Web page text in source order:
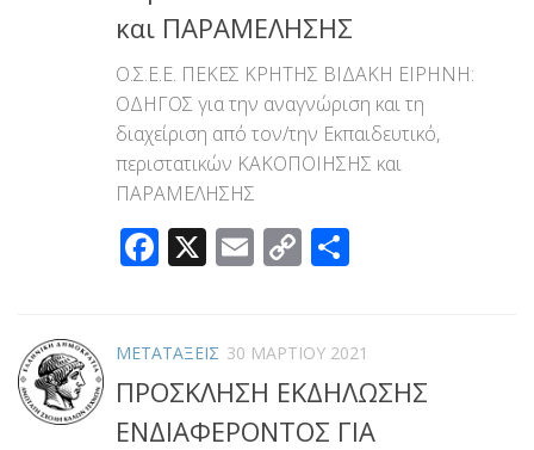
και ΠΑΡΑΜΕΛΗΣΗΣ
Ο.Σ.Ε.Ε. ΠΕΚΕΣ ΚΡΗΤΗΣ ΒΙΔΑΚΗ ΕΙΡΗΝΗ:
ΟΔΗΓΟΣ για την αναγνώριση και τη
διαχείριση από τον/την Εκπαιδευτικό,
περιστατικών ΚΑΚΟΠΟΙΗΣΗΣ και
ΠΑΡΑΜΕΛΗΣΗΣ
Facebook
X Email
Copy
ΜΕΤΑΤΑΞΕΙΣ 30 ΜΑΡΤΊΟΥ 2021
ΠΡΟΣΚΛΗΣΗ ΕΚΔΗΛΩΣΗΣ
ΕΝΔΙΑΦΕΡΟΝΤΟΣ ΓΙΑ